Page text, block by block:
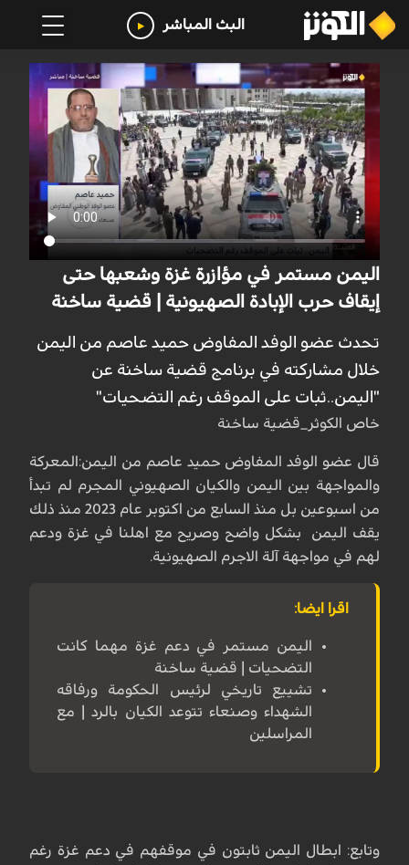
البث المباشر
اليمن مستمر في مؤازرة غزة وشعبها حتى
إيقاف حرب الإبادة الصهيونية | قضية ساخنة
تحدث عضو الوفد المفاوض حميد عاصم من اليمن
خلال مشاركته في برنامج قضية ساخنة عن
"اليمن..ثبات على الموقف رغم التضحيات"
خاص الكوثر_قضية ساخنة
قال عضو الوفد المفاوض حميد عاصم من اليمن:المعركة
والمواجهة بين اليمن والكيان الصهيوني المجرم لم تبدأ
من اسبوعين بل منذ السابع من اكتوبر عام 2023 منذ ذلك
يقف اليمن بشكل واضح وصريح مع اهلنا في غزة ودعم
لهم في مواجهة آلة الاجرم الصهيونية.
اقرا ايضا:
اليمن مستمر في دعم غزة مهما كانت
التضحيات | قضية ساخنة
تشييع تاريخي لرئيس الحكومة ورفاقه
الشهداء وصنعاء تتوعد الكيان بالرد | مع
المراسلين
وتابع: ابطال اليمن ثابتون في موقفهم في دعم غزة رغم